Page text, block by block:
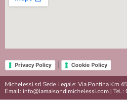
Privacy Policy Cookie Policy
Michelessi srl Sede Legale: Via Pontina Km
Email: info@lamaisondimichelessi.com |